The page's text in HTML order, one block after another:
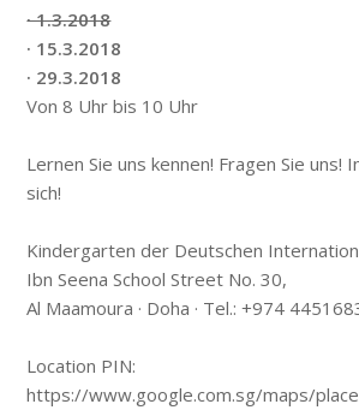
· 1.3.2018
· 15.3.2018
· 29.3.2018
Von 8 Uhr bis 10 Uhr
Lernen Sie uns kennen! Fragen Sie uns!
sich!
Kindergarten der Deutschen
Ibn Seena School Street No. 30,
Al Maamoura · Doha · Tel.: +974
Location PIN:
https://www.google.com.sg/maps/